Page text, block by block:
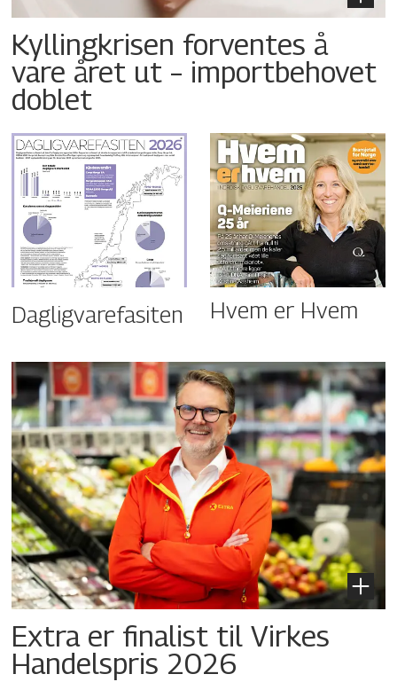
Kyllingkrisen forventes å
vare året ut – importbehovet
doblet
Dagligvarefasiten Hvem er Hvem
Extra er finalist til Virkes
Handelspris 2026